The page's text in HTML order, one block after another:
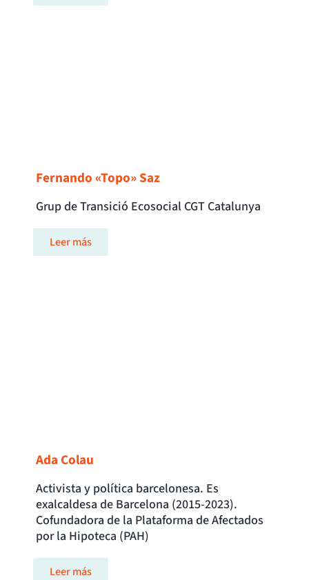
Fernando «Topo» Saz
Grup de Transició Ecosocial CGT Catalunya
Leer más
Ada Colau
Activista y política barcelonesa. Es
exalcaldesa de Barcelona (2015-2023).
Cofundadora de la Plataforma de Afectados
por la Hipoteca (PAH)
Leer más